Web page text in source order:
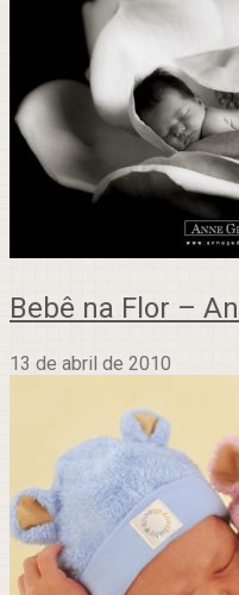
Bebê na Flor –
13 de abril de 2010